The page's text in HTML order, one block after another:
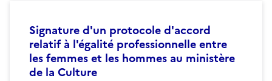
Signature d'un protocole d'accord
relatif à l'égalité professionnelle entre
les femmes et les hommes au ministère
de la Culture